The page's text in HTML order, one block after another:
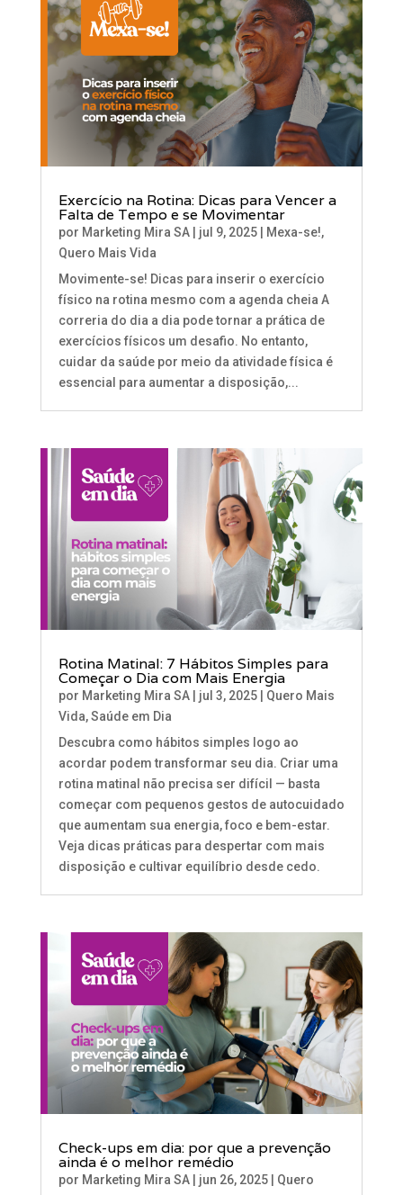
Exercício na Rotina: Dicas para Vencer a
Falta de Tempo e se Movimentar
por Marketing Mira SA| jul 9, 2025| Mexa-se!,
Quero Mais Vida
Movimente-se! Dicas para inserir o exercício
físico na rotina mesmo com a agenda cheia A
correria do dia a dia pode tornar a prática de
exercícios físicos um desafio. No entanto,
cuidar da saúde por meio da atividade física é
essencial para aumentar a disposição,...
Rotina Matinal: 7 Hábitos Simples para
Começar o Dia com Mais Energia
por Marketing Mira SA| jul 3, 2025| Quero Mais
Vida,Saúde em Dia
Descubra como hábitos simples logo ao
acordar podem transformar seu dia. Criar uma
rotina matinal não precisa ser difícil — basta
começar com pequenos gestos de autocuidado
que aumentam sua energia, foco e bem-estar.
Veja dicas práticas para despertar com mais
disposição e cultivar equilíbrio desde cedo.
Check-ups em dia: por que a prevenção
ainda é o melhor remédio
por Marketing Mira SA| jun 26, 2025| Quero